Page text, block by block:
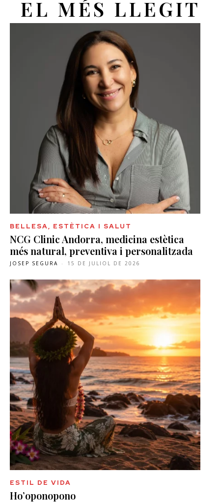
EL MÉS LLEGIT
BELLESA, ESTÈTICA I SALUT
NCG Clinic Andorra, medicina estètica
més natural, preventiva i personalitzada
JOSEP SEGURA - 15 DE JULIOL DE 2026
ESTIL DE VIDA
Ho’oponopono